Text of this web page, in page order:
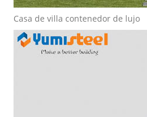
Casa de villa contenedor de lujo